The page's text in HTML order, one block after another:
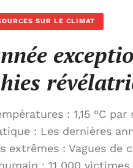
SUR LE CLIMAT
: 1,15 °C
: Les dernières
extrêmes : Vagues de
: 11 000 victimes